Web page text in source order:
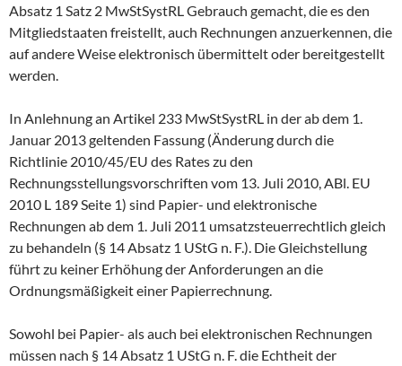
Absatz 1 Satz 2 MwStSystRL Gebrauch gemacht, die es den
Mitgliedstaaten freistellt, auch Rechnungen anzuerkennen, die
auf andere Weise elektronisch übermittelt oder bereitgestellt
werden.
In Anlehnung an Artikel 233 MwStSystRL in der ab dem 1.
Januar 2013 geltenden Fassung (Änderung durch die
Richtlinie 2010/45/EU des Rates zu den
Rechnungsstellungsvorschriften vom 13. Juli 2010, ABl. EU
2010 L 189 Seite 1) sind Papier- und elektronische
Rechnungen ab dem 1. Juli 2011 umsatzsteuerrechtlich gleich
zu behandeln (§ 14 Absatz 1 UStG n. F.). Die Gleichstellung
führt zu keiner Erhöhung der Anforderungen an die
Ordnungsmäßigkeit einer Papierrechnung.
Sowohl bei Papier- als auch bei elektronischen Rechnungen
müssen nach § 14 Absatz 1 UStG n. F. die Echtheit der